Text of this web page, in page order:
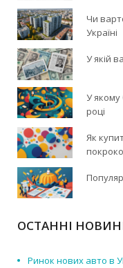
Чи
Україні
У якій
У якому
році
Як
ОСТАННІ
Ринок нових авто в